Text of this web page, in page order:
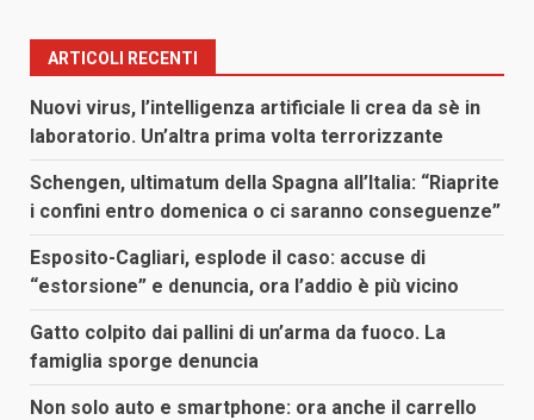
ARTICOLI RECENTI
Nuovi virus, l’intelligenza artificiale li crea da sè in
laboratorio. Un’altra prima volta terrorizzante
Schengen, ultimatum della Spagna all’Italia: “Riaprite
i confini entro domenica o ci saranno conseguenze”
Esposito-Cagliari, esplode il caso: accuse di
“estorsione” e denuncia, ora l’addio è più vicino
Gatto colpito dai pallini di un’arma da fuoco. La
famiglia sporge denuncia
Non solo auto e smartphone: ora anche il carrello